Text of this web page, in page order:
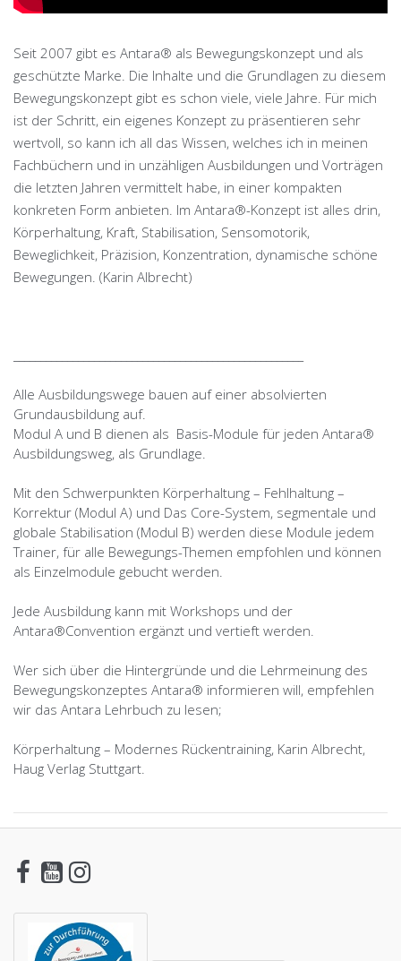
Seit 2007 gibt es Antara® als Bewegungskonzept und als
geschützte Marke. Die Inhalte und die Grundlagen zu diesem
Bewegungskonzept gibt es schon viele, viele Jahre. Für mich
ist der Schritt, ein eigenes Konzept zu präsentieren sehr
wertvoll, so kann ich all das Wissen, welches ich in meinen
Fachbüchern und in unzähligen Ausbildungen und Vorträgen
die letzten Jahren vermittelt habe, in einer kompakten
konkreten Form anbieten. Im Antara®-Konzept ist alles drin,
Körperhaltung, Kraft, Stabilisation, Sensomotorik,
Beweglichkeit, Präzision, Konzentration, dynamische schöne
Bewegungen. (Karin Albrecht)
Alle Ausbildungswege bauen auf einer absolvierten
Grundausbildung auf.
Modul A und B dienen als Basis-Module für jeden Antara®
Ausbildungsweg, als Grundlage.
Mit den Schwerpunkten Körperhaltung – Fehlhaltung –
Korrektur (Modul A) und Das Core-System, segmentale und
globale Stabilisation (Modul B) werden diese Module jedem
Trainer, für alle Bewegungs-Themen empfohlen und können
als Einzelmodule gebucht werden.
Jede Ausbildung kann mit Workshops und der
Antara®Convention ergänzt und vertieft werden.
Wer sich über die Hintergründe und die Lehrmeinung des
Bewegungskonzeptes Antara® informieren will, empfehlen
wir das Antara Lehrbuch zu lesen;
Körperhaltung – Modernes Rückentraining, Karin Albrecht,
Haug Verlag Stuttgart.